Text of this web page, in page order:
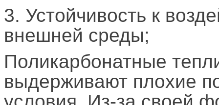
3. Устойчивость к
внешней среды;
Поликарбонатные
выдерживают плохие